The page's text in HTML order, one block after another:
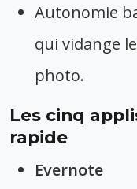
Autonomie
qui vidange
photo.
Les cinq
rapide
Evernote